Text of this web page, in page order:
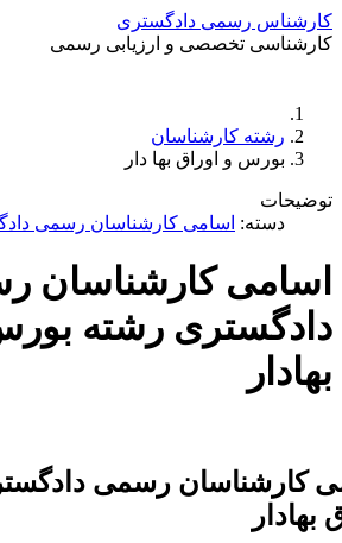
کارشناس رسمی دادگستری
کارشناسی تخصصی و ارزیابی رسمی
رشته کارشناسان
بورس و اوراق بها دار
توضیحات
دسته: اسامی کارشناسان رسمی
اسامی کارشناسان
دادگستری رشته
بهادار